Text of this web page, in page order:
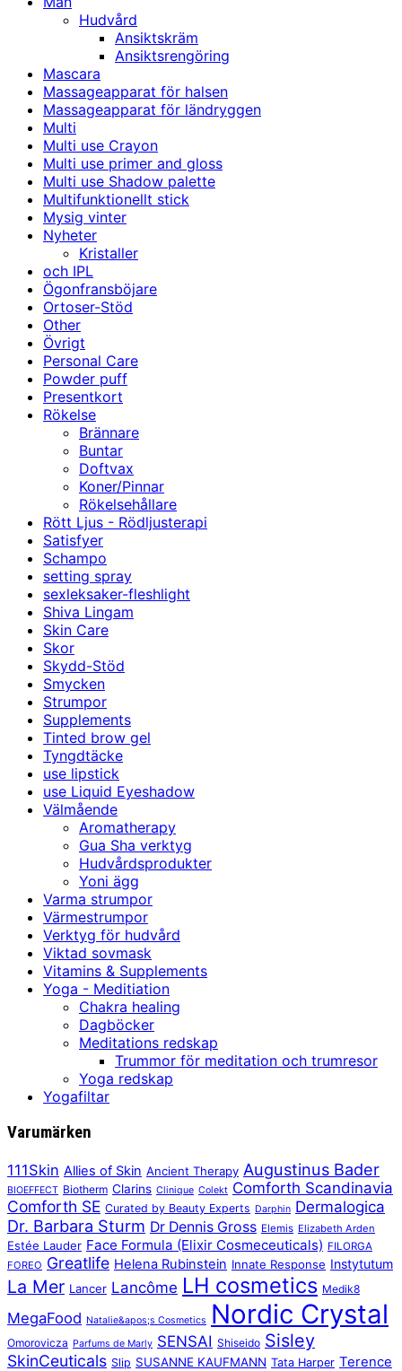
Hudvård
Ansiktskräm
Ansiktsrengöring
Mascara
Massageapparat för halsen
Massageapparat för ländryggen
Multi
Multi use Crayon
Multi use primer and gloss
Multi use Shadow palette
Multifunktionellt stick
Mysig vinter
Nyheter
Kristaller
och IPL
Ögonfransböjare
Ortoser-Stöd
Other
Övrigt
Personal Care
Powder puff
Presentkort
Rökelse
Brännare
Buntar
Doftvax
Koner/Pinnar
Rökelsehållare
Rött Ljus - Rödljusterapi
Satisfyer
Schampo
setting spray
sexleksaker-fleshlight
Shiva Lingam
Skin Care
Skor
Skydd-Stöd
Smycken
Strumpor
Supplements
Tinted brow gel
Tyngdtäcke
use lipstick
use Liquid Eyeshadow
Välmående
Aromatherapy
Gua Sha verktyg
Hudvårdsprodukter
Yoni ägg
Varma strumpor
Värmestrumpor
Verktyg för hudvård
Viktad sovmask
Vitamins & Supplements
Yoga - Meditiation
Chakra healing
Dagböcker
Meditations redskap
Trummor för meditation och trumresor
Yoga redskap
Yogafiltar
Varumärken
111Skin Allies of Skin Ancient Therapy Augustinus Bader
BIOEFFECT Biotherm Clarins Clinique Colekt Comforth Scandinavia
Comforth SE Curated by Beauty Experts Darphin Dermalogica
Dr. Barbara Sturm Dr Dennis Gross Elemis Elizabeth Arden
Estée Lauder Face Formula (Elixir Cosmeceuticals) FILORGA
FOREO Greatlife Helena Rubinstein Innate Response Instytutum
La Mer Lancer Lancôme LH cosmetics Medik8
MegaFood Natalie&apos;s Cosmetics Nordic Crystal
Omorovicza Parfums de Marly SENSAI Shiseido Sisley
SkinCeuticals Slip SUSANNE KAUFMANN Tata Harper Terence